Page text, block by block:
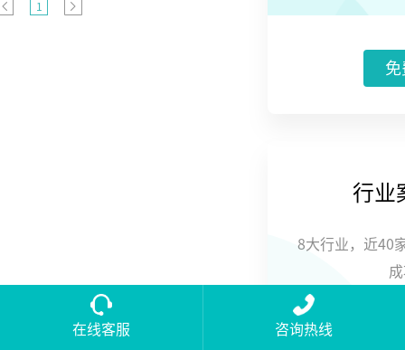
1
免
行业
8大行业，近40
在线客服 咨询热线